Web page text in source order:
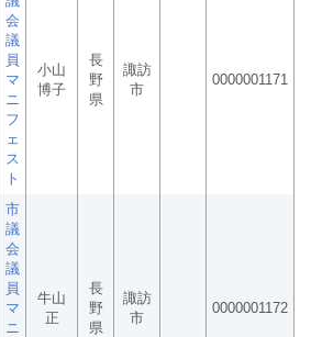
会
議
員
マ
ニ
フ
ェ
ス
ト
小山
博子
長
野
県
諏訪
市
0000001171
市
議
会
議
員
マ
ニ
牛山
正
長
野
県
諏訪
市
0000001172